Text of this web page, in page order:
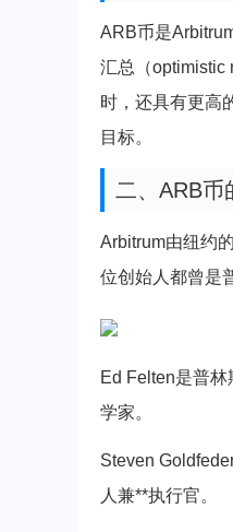
ARB币是
汇总（optimistic
时，还具有更高
目标。
二、ARB币
Arbitrum由纽约
位创始人都曾是
Ed Felten是普
学家。
Steven
人兼**执行官。